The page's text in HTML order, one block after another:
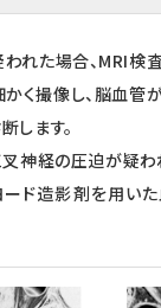
れた場合、MRI検査
く撮像し、脳血管
します。
神経の圧迫が疑わ
ド造影剤を用い